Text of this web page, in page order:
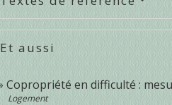
Et aussi
Copropriété en difficulté :
Logement